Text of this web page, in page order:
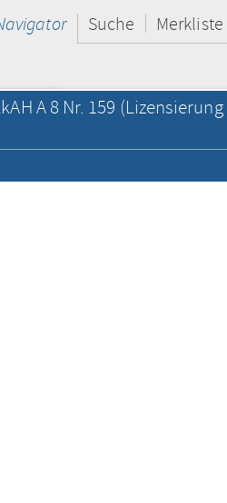
Suche Merkliste
A 8 Nr. 159